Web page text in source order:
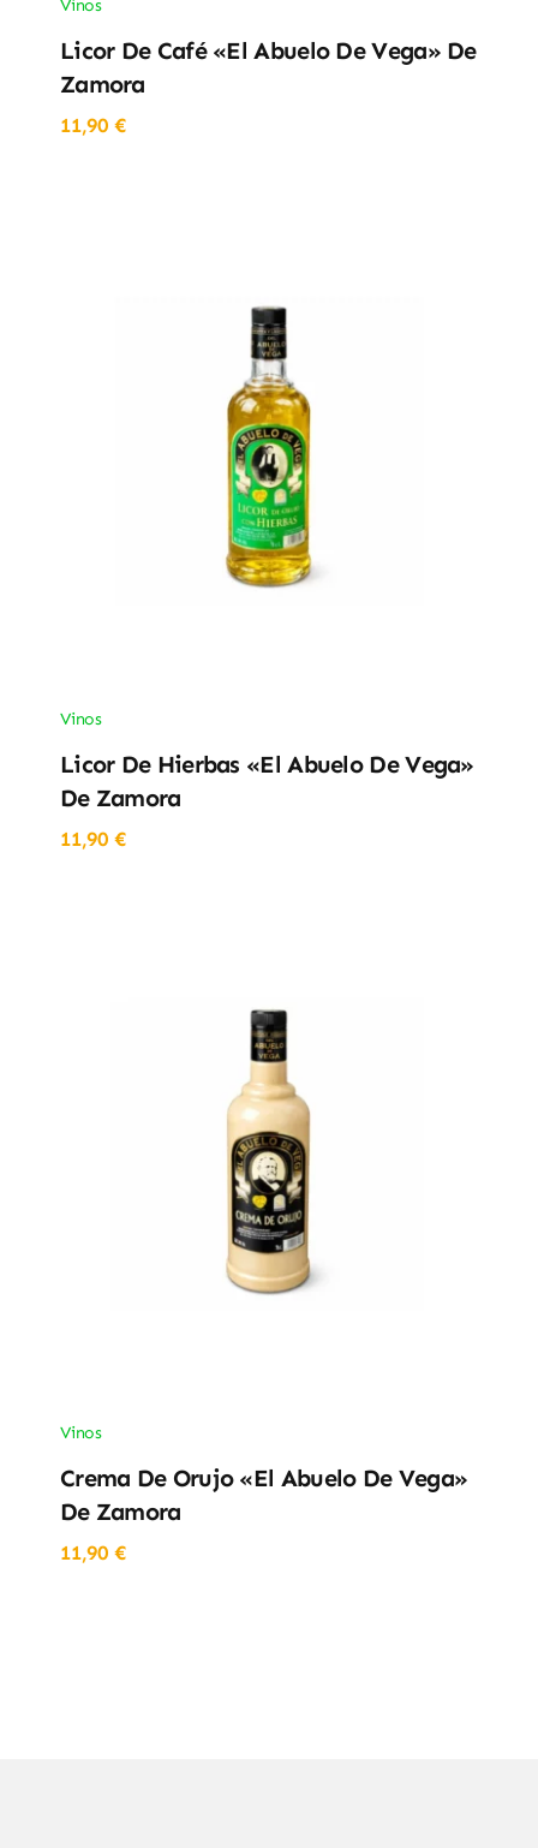
Vinos
Licor De Café «El Abuelo De Vega» De
Zamora
11,90 €
Vinos
Licor De Hierbas «El Abuelo De Vega»
De Zamora
11,90 €
Vinos
Crema De Orujo «El Abuelo De Vega»
De Zamora
11,90 €